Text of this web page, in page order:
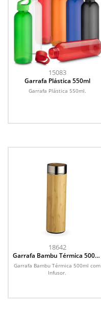
15083
Garrafa Plástica 550ml
Garrafa Plástica 550ml.
18642
Garrafa Bambu Térmica 500ml
com Infusor
Garrafa Bambu Térmica 500ml com
Infusor.